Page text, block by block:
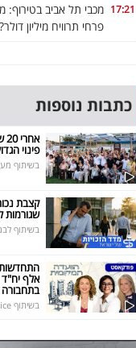
17:21 מכבי תל אביב
פרחי תרוויח מיליון דולר?
כתבות נוספות
פינוי
בשיתוף
קצבת
שגורמות
בשיתוף
אלף יח"ד
בתחבורה
בשיתוף ice פרויקטים